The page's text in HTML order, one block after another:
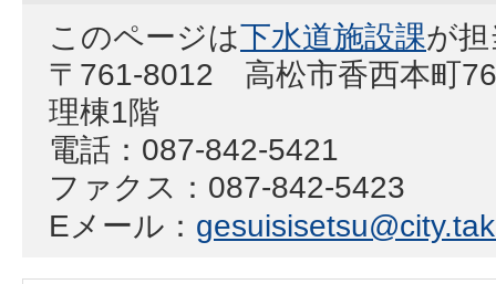
このページは下水道施設課が
〒761-8012 高松市香西本町
理棟1階
電話：087-842-5421
ファクス：087-842-5423
Eメール：